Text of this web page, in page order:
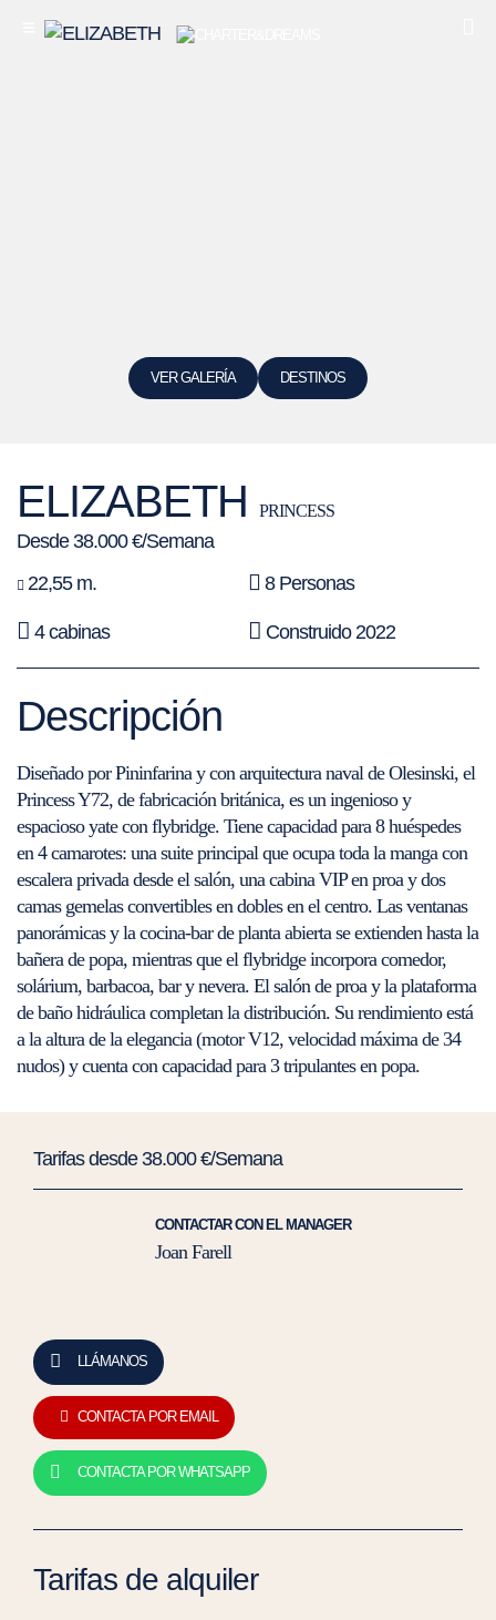
VER GALERÍA DESTINOS
ELIZABETH PRINCESS
Desde 38.000 €/Semana
22,55 m.
8 Personas
4 cabinas Construido 2022
Descripción
Diseñado por Pininfarina y con arquitectura naval de Olesinski, el
Princess Y72, de fabricación británica, es un ingenioso y
espacioso yate con flybridge. Tiene capacidad para 8 huéspedes
en 4 camarotes: una suite principal que ocupa toda la manga con
escalera privada desde el salón, una cabina VIP en proa y dos
camas gemelas convertibles en dobles en el centro. Las ventanas
panorámicas y la cocina-bar de planta abierta se extienden hasta la
bañera de popa, mientras que el flybridge incorpora comedor,
solárium, barbacoa, bar y nevera. El salón de proa y la plataforma
de baño hidráulica completan la distribución. Su rendimiento está
a la altura de la elegancia (motor V12, velocidad máxima de 34
nudos) y cuenta con capacidad para 3 tripulantes en popa.
Tarifas desde 38.000 €/Semana
CONTACTAR CON EL MANAGER
Joan Farell
LLÁMANOS
CONTACTA POR EMAIL
CONTACTA POR WHATSAPP
Tarifas de alquiler